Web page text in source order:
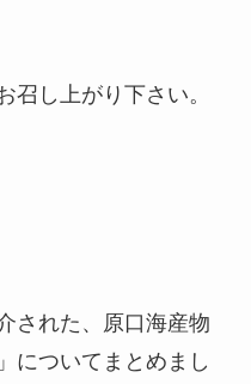
召し上がり下さい。
された、原口海産物
についてまとめまし